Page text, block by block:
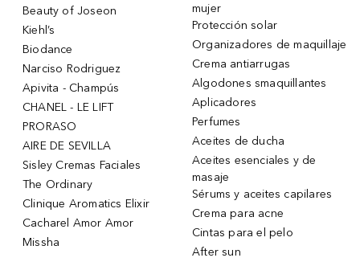
Beauty of Joseon
Kiehl’s
Biodance
Narciso Rodriguez
Apivita - Champús
CHANEL - LE LIFT
PRORASO
AIRE DE SEVILLA
Sisley Cremas Faciales
The Ordinary
Clinique Aromatics Elixir
Cacharel Amor Amor
Missha
mujer
Protección solar
Organizadores de maquillaje
Crema antiarrugas
Algodones smaquillantes
Aplicadores
Perfumes
Aceites de ducha
Aceites esenciales y de
masaje
Sérums y aceites capilares
Crema para acne
Cintas para el pelo
After sun